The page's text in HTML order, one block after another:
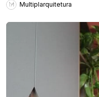
Multiplarquitetura